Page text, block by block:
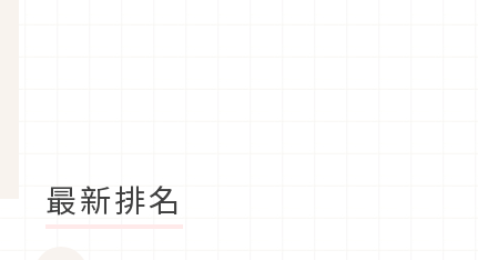
最新排名